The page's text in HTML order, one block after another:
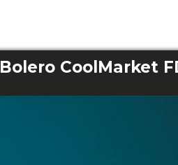
Bolero CoolMarket